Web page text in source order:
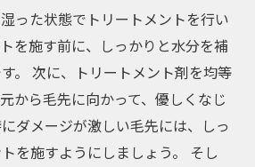
った状態でトリートメントを行い
を施す前に、しっかりと水分を補
。 次に、トリートメント剤を均等
から毛先に向かって、優しくなじ
ダメージが激しい毛先には、しっ
を施すようにしましょう。 そし